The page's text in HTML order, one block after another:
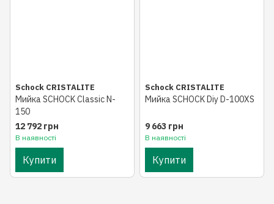
Schock CRISTALITE
Мийка SCHOCK Classic N-
150
12 792 грн
В наявності
Купити
Schock CRISTALITE
Мийка SCHOCK Diy D-100XS
9 663 грн
В наявності
Купити